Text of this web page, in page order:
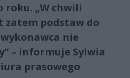
roku. „W chwili
zatem podstaw do
nie
– informuje Sylwia
prasowego